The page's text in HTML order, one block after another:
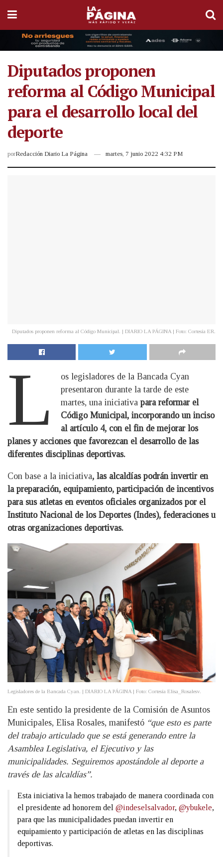
Diputados proponen
reforma al Código Municipal
para el desarrollo local del
deporte
porRedacción Diario La Página martes, 7 junio 2022 4:32 PM
Diputados proponen reforma al Código Municipal. | DIARIO LA PÁGINA | Foto: Cortesía ER.
L
os legisladores de la Bancada Cyan
presentaron durante la tarde de este
martes, una iniciativapara reformar el
Código Municipal, incorporando un inciso
al artículo 4, con el fin de mejorar los
planes y acciones que favorezcan el desarrollo de las
diferentes disciplinas deportivas.
Con base a la iniciativa, las alcaldías podrán invertir en
la preparación, equipamiento, participación de incentivos
para sus atletas en eventos oficiales organizados por el
Instituto Nacional de los Deportes (Indes), federaciones u
otras organizaciones deportivas.
Legisladores de la Bancada Cyan. | DIARIO LA PÁGINA | Foto: Cortesía Elisa_Rosalesv.
En este sentido la presidente de la Comisión de Asuntos
Municipales, Elisa Rosales, manifestó “que esto es parte
del trabajo articulado que se está generando entre la
Asamblea Legislativa, el Ejecutivo y las
municipalidades. Seguiremos apostándole al deporte a
través de las alcaldías”.
Esta iniciativa la hemos trabajado de manera coordinada con
el presidente ad honorem del @indeselsalvador, @ybukele,
para que las municipalidades puedan invertir en
equipamiento y participación de atletas en las disciplinas
deportivas.